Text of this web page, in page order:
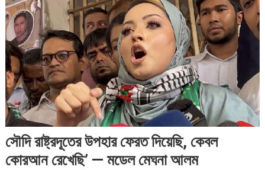
সৌদি রাষ্ট্রদূতের উপহার ফেরত দিয়েছি, কেবল
কোরআন রেখেছি’ — মডেল মেঘনা আলম